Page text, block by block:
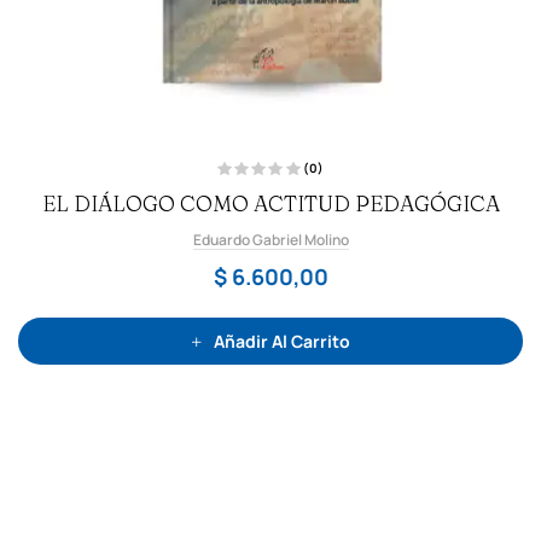
a
l
r
a
d
o
n
0
d
(0)
EL DIÁLOGO COMO ACTITUD PEDAGÓGICA
Eduardo Gabriel Molino
$6.600,00
Añadir Al Carrito